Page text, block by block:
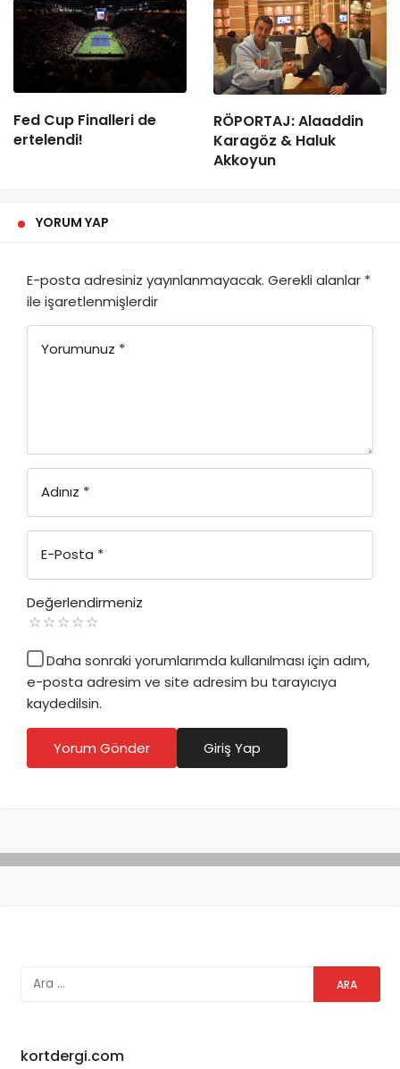
Fed Cup Finalleri de
ertelendi!
RÖPORTAJ: Alaaddin
Karagöz & Haluk
Akkoyun
YORUM YAP
E-posta adresiniz yayınlanmayacak. Gerekli alanlar *
ile işaretlenmişlerdir
Yorumunuz *
Adınız *
E-Posta *
Değerlendirmeniz
Daha sonraki yorumlarımda kullanılması için adım,
e-posta adresim ve site adresim bu tarayıcıya
kaydedilsin.
Yorum Gönder Giriş Yap
kortdergi.com